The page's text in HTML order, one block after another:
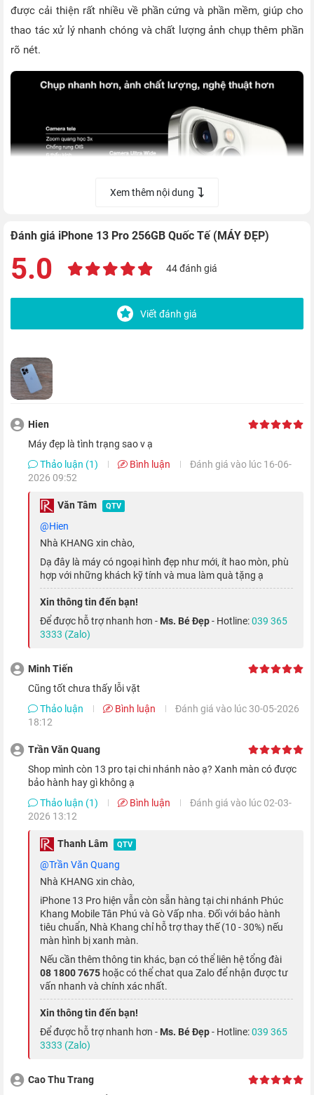
được cải thiện rất nhiều về phần cứng và phần mềm, giúp cho
thao tác xử lý nhanh chóng và chất lượng ảnh chụp thêm phần
rõ nét.
Camera góc siêu rộng (Ultra Wide) có khả năng lấy nét tự
động trong khoảng cách 2 cm, cho phép bạn có thể phóng to
giọt sương, chụp cận bông hoa, chiếc lá cây và tạo nên những
tác phẩm nghệ thuật tuyệt đẹp như sử dụng máy ảnh chuyên
Camera Wide được nâng cấp khẩu độ lên f/1.5 và cảm biến
cũng lớn hơn, giúp tăng 2.2 lần độ sáng. Kết hợp với máy quét
LiDAR và camera Ultra Wide tăng 92% độ sáng, giúp bạn có thể
dễ dàng tạo ra những bức ảnh đêm tuyệt đẹp.
học 3x, cho phép chụp chân dung cổ điển hay chụp và quay
video rõ nét từ xa. Camera này cũng hỗ trợ chế độ ban đêm
cho ảnh và video sắc nét hơn.
Xem thêm nội dung
Đánh giá iPhone 13 Pro 256GB Quốc Tế (MÁY ĐẸP)
5.0 44 đánh giá
Viết đánh giá
Hien
máy đẹp là tình trạng sao v ạ
Thảo luận (1)
Bình luận
Đánh giá vào lúc 16-06-
2026 09:52
Văn Tâm QTV
@hien
Nhà KHANG xin chào,
Dạ đây là máy có ngoại hình đẹp như mới, ít hao mòn, phù
hợp với những khách kỹ tính và mua làm quà tặng ạ
Xin thông tin đến bạn!
Để được hỗ trợ nhanh hơn - Ms. Bé Đẹp- Hotline:039 365
3333 (Zalo)
Minh Tiến
Cũng tốt chưa thấy lỗi vặt
Thảo luận
Bình luận
Đánh giá vào lúc 30-05-2026
18:12
Trần Văn Quang
Shop mình còn 13 pro tại chi nhánh nào ạ? Xanh màn có được
bảo hành hay gì không ạ
Thảo luận (1)
Bình luận
Đánh giá vào lúc 02-03-
2026 13:12
Thanh Lâm QTV
@Trần Văn Quang
Nhà KHANG xin chào,
iPhone 13 Pro hiện vẫn còn sẵn hàng tại chi nhánh Phúc
Khang Mobile Tân Phú và Gò Vấp nha. Đối với bảo hành
tiêu chuẩn, Nhà Khang chỉ hỗ trợ thay thế (10 - 30%) nếu
màn hình bị xanh màn.
Nếu cần thêm thông tin khác, bạn có thể liên hệ tổng đài
08 1800 7675 hoặc có thể chat qua Zalo để nhận được tư
vấn nhanh và chính xác nhất.
Xin thông tin đến bạn!
Để được hỗ trợ nhanh hơn - Ms. Bé Đẹp- Hotline:039 365
3333 (Zalo)
Cao Thu Trang